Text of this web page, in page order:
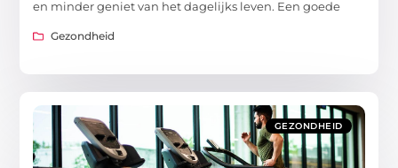
en minder geniet van het dagelijks leven. Een goede
Gezondheid
GEZONDHEID